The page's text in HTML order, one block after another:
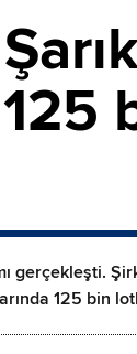
gerçekleşti.
125 bin